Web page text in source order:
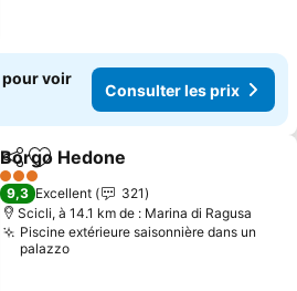
pour voir
Consulter les prix
PartagerAjouter à mes favoris
Borgo Hedone
3 Étoiles
9,3 Excellent
321
Scicli, à 14.1 km de : Marina di Ragusa
Piscine extérieure saisonnière dans un
palazzo